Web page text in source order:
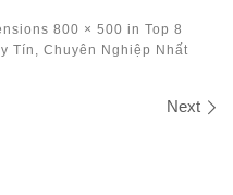
800 × 500 in Top 8
Tín, Chuyên Nghiệp Nhất
Next